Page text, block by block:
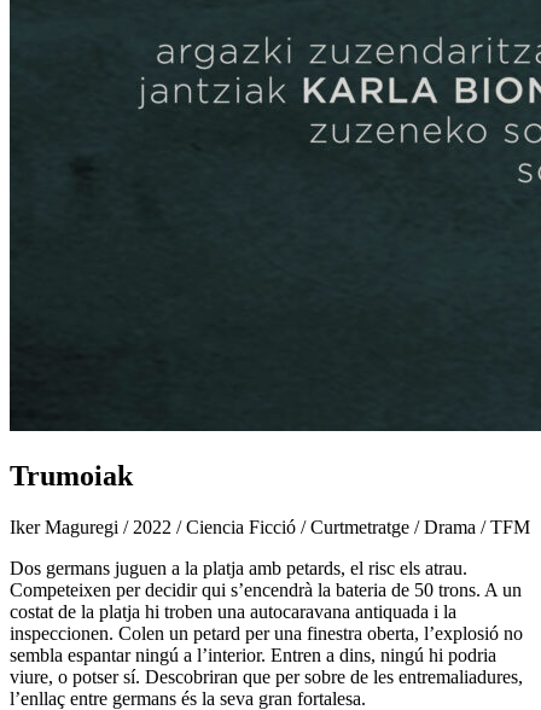
Trumoiak
Iker Maguregi / 2022 / Ciencia Ficció / Curtmetratge / Drama / TFM
Dos germans juguen a la platja amb petards, el risc els atrau.
Competeixen per decidir qui s’encendrà la bateria de 50 trons. A un
costat de la platja hi troben una autocaravana antiquada i la
inspeccionen. Colen un petard per una finestra oberta, l’explosió no
sembla espantar ningú a l’interior. Entren a dins, ningú hi podria
viure, o potser sí. Descobriran que per sobre de les entremaliadures,
l’enllaç entre germans és la seva gran fortalesa.